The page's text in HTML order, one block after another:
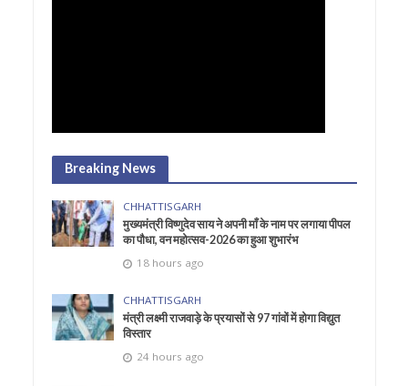
Breaking News
CHHATTISGARH
मुख्यमंत्री विष्णुदेव साय ने अपनी माँ के नाम पर लगाया पीपल
का पौधा, वन महोत्सव-2026 का हुआ शुभारंभ
18 hours ago
CHHATTISGARH
मंत्री लक्ष्मी राजवाड़े के प्रयासों से 97 गांवों में होगा विद्युत
विस्तार
24 hours ago